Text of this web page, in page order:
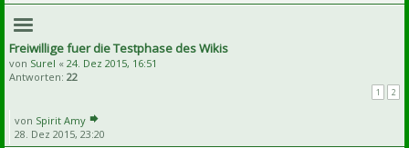
Freiwillige fuer die Testphase des Wikis
von Surel « 24. Dez 2015, 16:51
Antworten: 22
1 2
von Spirit Amy
28. Dez 2015, 23:20